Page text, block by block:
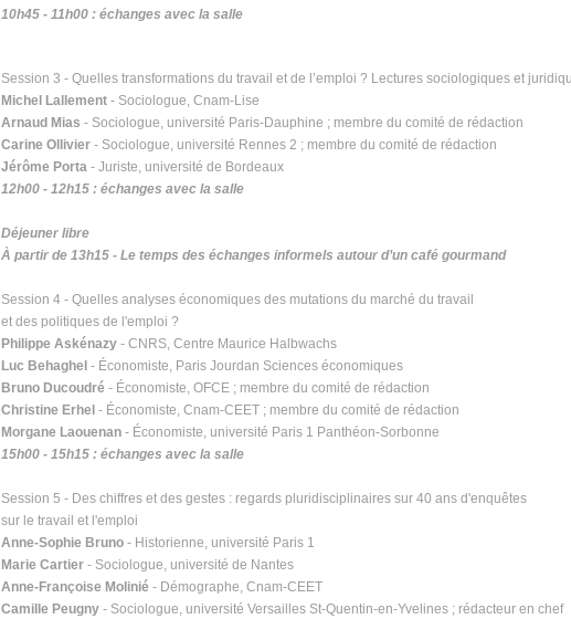
10h45 - 11h00 : échanges avec la salle
Session 3 - Quelles transformations du travail et de l’emploi ? Lectures sociologiques et
Michel Lallement - Sociologue, Cnam-Lise
Arnaud Mias - Sociologue, université Paris-Dauphine ; membre du comité de rédaction
Carine Ollivier- Sociologue, université Rennes 2 ; membre du comité de rédaction
Jérôme Porta- Juriste, université de Bordeaux
12h00 - 12h15 : échanges avec la salle
Déjeuner libre
À partir de 13h15 - Le temps des échanges informels autour d’un café gourmand
Session 4 - Quelles analyses économiques des mutations du marché du travail
et des politiques de l'emploi ?
Philippe Askénazy- CNRS, Centre Maurice Halbwachs
Luc Behaghel - Économiste, Paris Jourdan Sciences économiques
Bruno Ducoudré - Économiste, OFCE ; membre du comité de rédaction
Christine Erhel - Économiste, Cnam-CEET ; membre du comité de rédaction
Morgane Laouenan- Économiste, université Paris 1 Panthéon-Sorbonne
15h00 - 15h15 : échanges avec la salle
Session 5 - Des chiffres et des gestes : regards pluridisciplinaires sur 40 ans d'enquêtes
sur le travail et l'emploi
Anne-Sophie Bruno- Historienne, université Paris 1
Marie Cartier- Sociologue, université de Nantes
Anne-Françoise Molinié - Démographe, Cnam-CEET
Camille Peugny- Sociologue, université Versailles St-Quentin-en-Yvelines ; rédacteur en chef